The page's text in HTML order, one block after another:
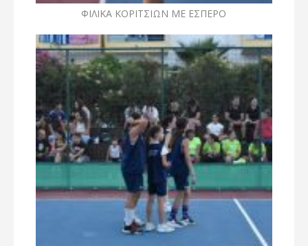
ΦΙΛΙΚΑ ΚΟΡΙΤΣΙΩΝ ΜΕ ΕΣΠΕΡΟ